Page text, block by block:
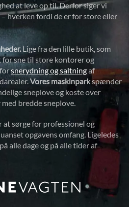
at leve op til. Derfor siger vi
hverken fordi de er for store eller
Lige fra den lille butik, som
sne til store kontorer og
snerydning og saltningaf
Vores maskinparkspænder
sneplove og koste over
bredde sneplove.
at sørge for professionel og
opgavens omfang. Ligeledes
alle dage og på alle tider af